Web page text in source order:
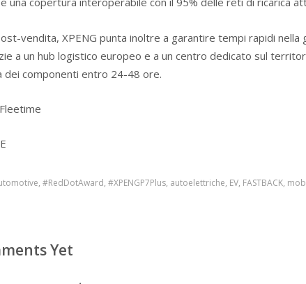
vendita, XPENG punta inoltre a garantire tempi rapidi nella
a un hub logistico europeo e a un centro dedicato sul
dei componenti entro 24-48 ore.
, #RedDotAward, #XPENGP7Plus, autoelettriche, EV, FASTBACK,
Yet